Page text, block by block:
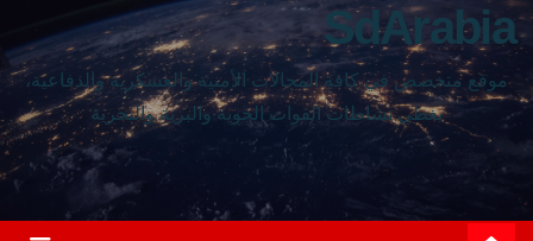
SdArabia
موقع متخصص في كافة المجالات الأمنية والعسكرية والدفاعية،
يغطي نشاطات القوات الجوية والبرية والبحرية